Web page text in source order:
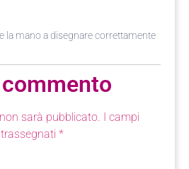
la mano a disegnare correttamente
sarà pubblicato. I campi
*